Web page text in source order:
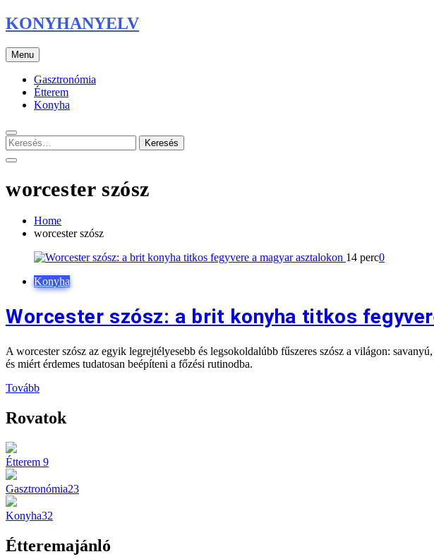
Skip
to
content
KONYHANYELV
Menu
Gasztronómia
Étterem
Konyha
Keresés:
worcester szósz
Home
worcester szósz
14 perc0
Konyha
Worcester szósz: a brit konyha titkos
A worcester szósz az egyik legrejtélyesebb és legsokoldalúbb fűszeres szósz a világon:
és miért érdemes tudatosan beépíteni a főzési rutinodba.
Tovább
Rovatok
Étterem 9
Gasztronómia23
Konyha32
Étteremajánló